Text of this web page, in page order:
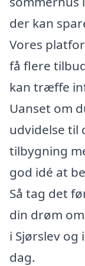
der kan
Vores
få flere
kan træffe
Uanset om
udvidelse til
tilbygning
god idé at
Så tag det
din drøm
i Sjørslev
dag.